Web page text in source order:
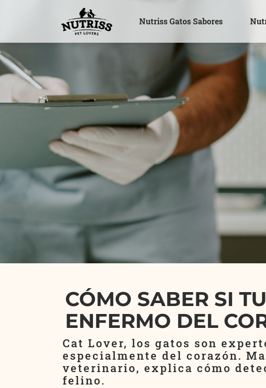
Nutriss Gatos Sabores
CÓMO SABER SI
ENFERMO DEL
Cat Lover, los gatos son
especialmente del corazón.
veterinario, explica cómo
felino.